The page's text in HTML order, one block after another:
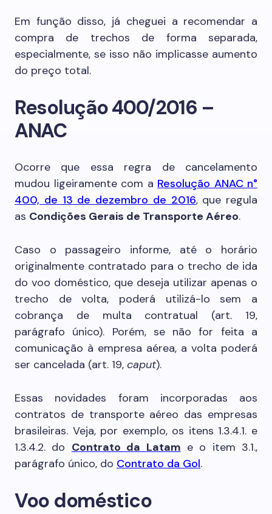
Em função disso, já cheguei a recomendar a
compra de trechos de forma separada,
especialmente, se isso não implicasse aumento
do preço total.
Resolução 400/2016 –
ANAC
Ocorre que essa regra de cancelamento
mudou ligeiramente com a Resolução ANAC n°
400, de 13 de dezembro de 2016, que regula
as Condições Gerais de Transporte Aéreo.
Caso o passageiro informe, até o horário
originalmente contratado para o trecho de ida
do voo doméstico, que deseja utilizar apenas o
trecho de volta, poderá utilizá-lo sem a
cobrança de multa contratual (art. 19,
parágrafo único). Porém, se não for feita a
comunicação à empresa aérea, a volta poderá
ser cancelada (art. 19, caput).
Essas novidades foram incorporadas aos
contratos de transporte aéreo das empresas
brasileiras. Veja, por exemplo, os itens 1.3.4.1. e
1.3.4.2. do Contrato da Latam e o item 3.1.,
parágrafo único, do Contrato da Gol.
Voo doméstico